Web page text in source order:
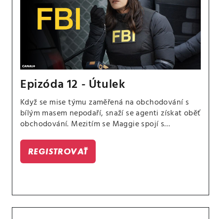
Epizóda 12 - Útulek
Když se mise týmu zaměřená na obchodování s
bílým masem nepodaří, snaží se agenti získat oběť
obchodování. Mezitím se Maggie spojí s
než bude vyhnána z města nebo ještě hůř.
REGISTROVAŤ